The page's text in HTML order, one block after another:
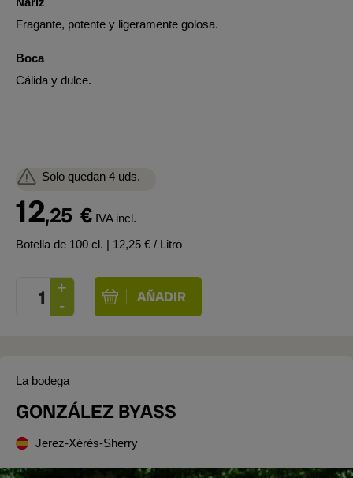
Fragante, potente y ligeramente golosa.
Boca
Cálida y dulce.
Solo quedan 4 uds.
12,25 € IVA incl.
Botella de 100 cl. | 12,25 € / Litro
La bodega
GONZÁLEZ BYASS
Jerez-Xérès-Sherry